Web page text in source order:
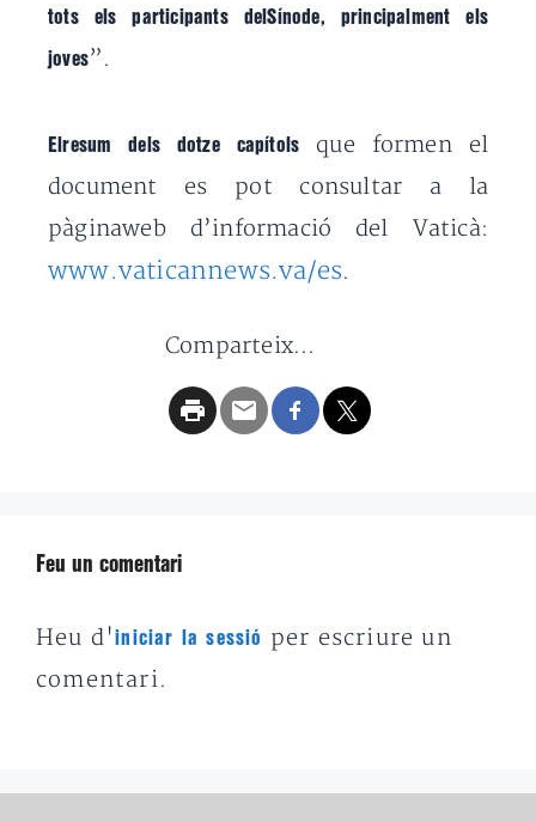
tots els participants delSínode, principalment els
joves”.
Elresum dels dotze capítols
que formen el
document es pot consultar a la
pàginaweb d’informació del Vaticà:
www.vaticannews.va/es.
Comparteix...
Feu un comentari
Heu d'iniciar la sessió
per escriure un
comentari.